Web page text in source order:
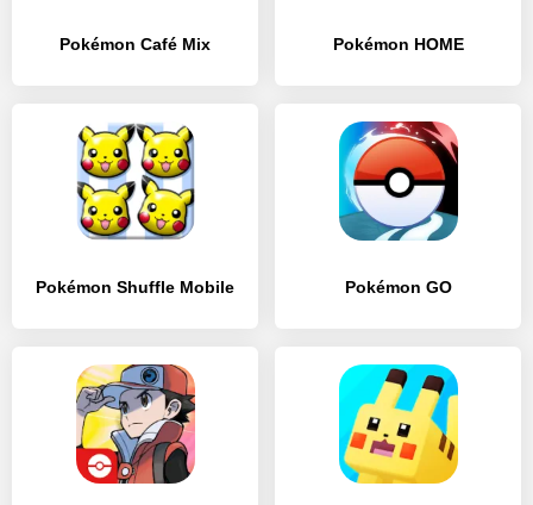
Pokémon Café Mix Pokémon HOME
Pokémon Shuffle Mobile Pokémon GO